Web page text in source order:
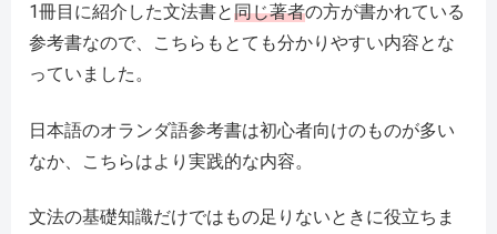
1冊目に紹介した文法書と同じ著者の方が書かれている
参考書なので、こちらもとても分かりやすい内容とな
っていました。
日本語のオランダ語参考書は初心者向けのものが多い
なか、こちらはより実践的な内容。
文法の基礎知識だけではもの足りないときに役立ちま